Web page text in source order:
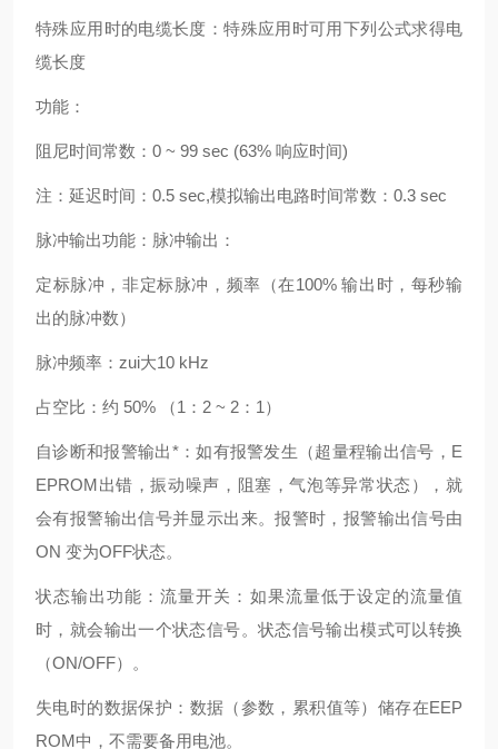
特殊应用时的电缆长度：特殊应用时可用下列公式求得电
缆长度
功能：
阻尼时间常数：0 ~ 99 sec (63% 响应时间)
注：延迟时间：0.5 sec,模拟输出电路时间常数：0.3 sec
脉冲输出功能：脉冲输出：
定标脉冲，非定标脉冲，频率（在100% 输出时，每秒输
出的脉冲数）
脉冲频率：zui大10 kHz
占空比：约 50% （1：2 ~ 2：1）
自诊断和报警输出*：如有报警发生（超量程输出信号，E
EPROM出错，振动噪声，阻塞，气泡等异常状态），就
会有报警输出信号并显示出来。报警时，报警输出信号由
ON 变为OFF状态。
状态输出功能：流量开关：如果流量低于设定的流量值
时，就会输出一个状态信号。状态信号输出模式可以转换
（ON/OFF）。
失电时的数据保护：数据（参数，累积值等）储存在EEP
ROM中，不需要备用电池。